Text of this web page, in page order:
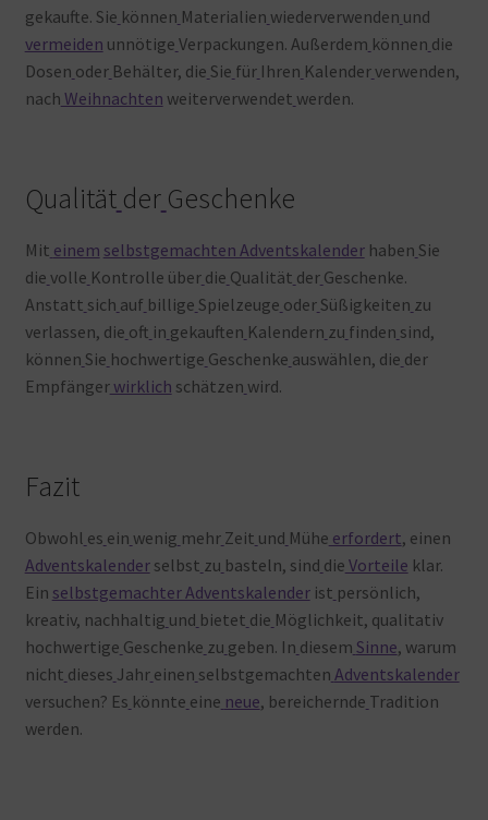
gekaufte. Sie können Materialien wiederverwenden und
vermeiden unnötige Verpackungen. Außerdem können die
Dosen oder Behälter, die Sie für Ihren Kalenderverwenden,
nach Weihnachten weiterverwendet werden.
Qualität der Geschenke
Mit einem selbstgemachten Adventskalenderhaben Sie
die volle Kontrolle über die Qualität der Geschenke.
Anstatt sich auf billige Spielzeuge oder Süßigkeiten zu
verlassen, die oft in gekauften Kalendern zu finden sind,
können Sie hochwertige Geschenke auswählen, die der
Empfängerwirklich schätzen wird.
Fazit
Obwohl es ein wenig mehr Zeit und Mühe erfordert, einen
Adventskalenderselbst zu basteln, sind die Vorteile klar.
Ein selbstgemachter Adventskalenderist persönlich,
kreativ, nachhaltig und bietet die Möglichkeit, qualitativ
hochwertige Geschenke zu geben. In diesem Sinne, warum
nicht dieses Jahr einen selbstgemachten Adventskalender
versuchen? Es könnte eine neue, bereichernde Tradition
werden.